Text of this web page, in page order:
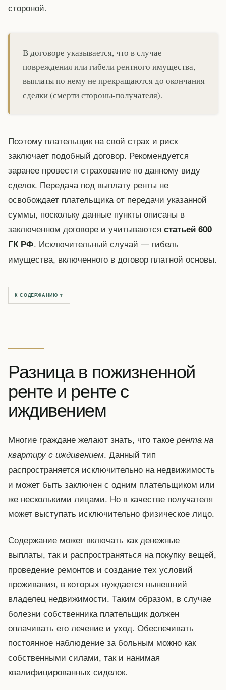
стороной.
В договоре указывается, что в случае
повреждения или гибели рентного имущества,
выплаты по нему не прекращаются до окончания
сделки (смерти стороны-получателя).
Поэтому плательщик на свой страх и риск
заключает подобный договор. Рекомендуется
заранее провести страхование по данному виду
сделок. Передача под выплату ренты не
освобождает плательщика от передачи указанной
суммы, поскольку данные пункты описаны в
заключенном договоре и учитываются статьей 600
ГК РФ. Исключительный случай — гибель
имущества, включенного в договор платной основы.
К СОДЕРЖАНИЮ ↑
Разница в пожизненной
ренте и ренте с
иждивением
Многие граждане желают знать, что такое рента на
квартиру с иждивением. Данный тип
распространяется исключительно на недвижимость
и может быть заключен с одним плательщиком или
же несколькими лицами. Но в качестве получателя
может выступать исключительно физическое лицо.
Содержание может включать как денежные
выплаты, так и распространяться на покупку вещей,
проведение ремонтов и создание тех условий
проживания, в которых нуждается нынешний
владелец недвижимости. Таким образом, в случае
болезни собственника плательщик должен
оплачивать его лечение и уход. Обеспечивать
постоянное наблюдение за больным можно как
собственными силами, так и нанимая
квалифицированных сиделок.